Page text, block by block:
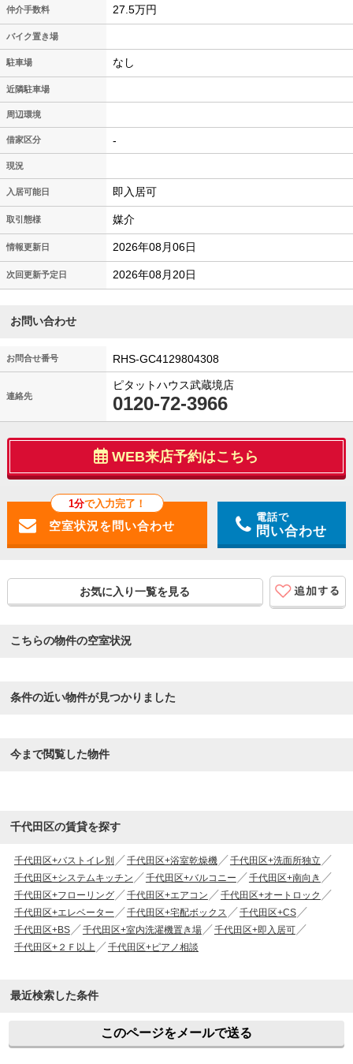
仲介手数料 27.5万円
バイク置き場
駐車場 なし
近隣駐車場
周辺環境
借家区分 -
現況
入居可能日 即入居可
取引態様 媒介
情報更新日 2026年08月06日
次回更新予定日 2026年08月20日
お問い合わせ
お問合せ番号 RHS-GC4129804308
連絡先
ピタットハウス武蔵境店
0120-72-3966
WEB来店予約はこちら
1分で入力完了！
電話で
問い合わせ
お気に入り一覧を見る
こちらの物件の空室状況
条件の近い物件が見つかりました
今まで閲覧した物件
千代田区の賃貸を探す
千代田区+バストイレ別 千代田区+浴室乾燥機
千代田区+洗面所独立
千代田区+システムキッチン
千代田区+バルコニー
千代田区+南向き
千代田区+フローリング
千代田区+エアコン
千代田区+オートロック
千代田区+エレベーター
千代田区+宅配ボックス
千代田区+CS
千代田区+BS
千代田区+室内洗濯機置き場
千代田区+即入居可
千代田区+２Ｆ以上
千代田区+ピアノ相談
最近検索した条件
このページをメールで送る